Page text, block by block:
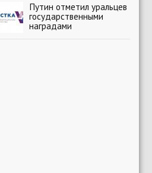
Путин отметил уральцев
государственными
наградами